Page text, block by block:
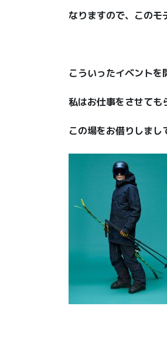
なりますので、このモ
こういったイベント
私はお仕事をさせても
この場をお借りしまし